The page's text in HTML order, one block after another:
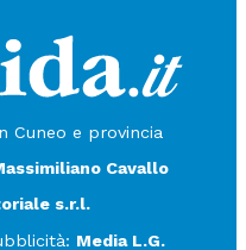
Cuneo e provincia
Cavallo
s.r.l.
Media L.G.